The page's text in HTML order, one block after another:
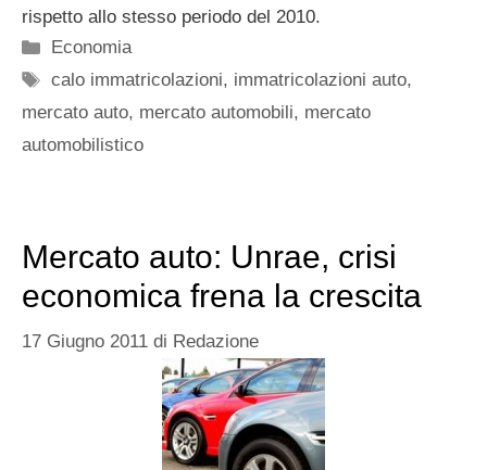
rispetto allo stesso periodo del 2010.
Categorie
Economia
Tag
calo immatricolazioni, immatricolazioni auto,
mercato auto, mercato automobili, mercato
automobilistico
Mercato auto: Unrae, crisi
economica frena la crescita
17 Giugno 2011 di Redazione